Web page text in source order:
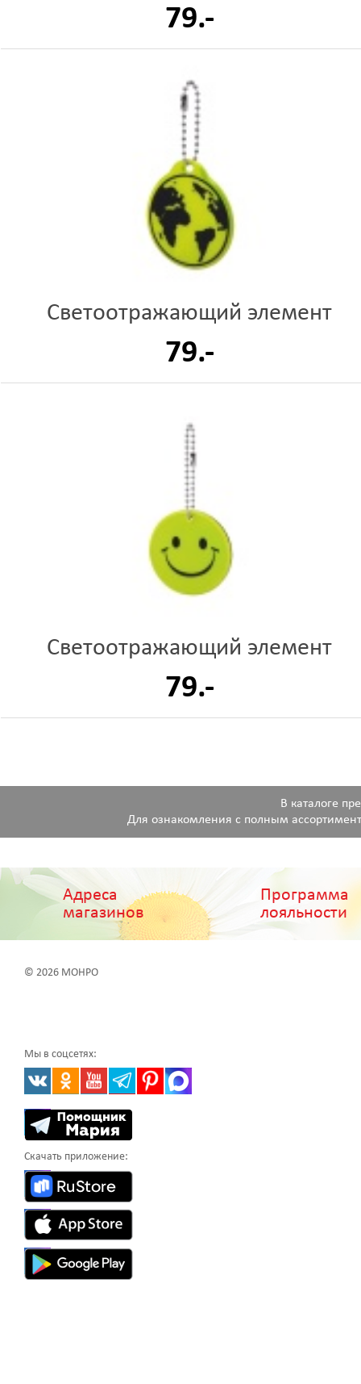
79.-
Светоотражающий элемент
79.-
Светоотражающий элемент
79.-
В каталоге
Для ознакомления с полным
Адреса
магазинов
Программа
лояльности
© 2026 МОНРО
Мы в соцсетях:
Скачать приложение: